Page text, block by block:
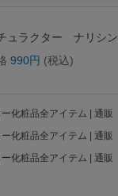
ュラクター ナリシ
990円 (税込)
ー化粧品全アイテム | 通販
ー化粧品全アイテム | 通販
ー化粧品全アイテム | 通販